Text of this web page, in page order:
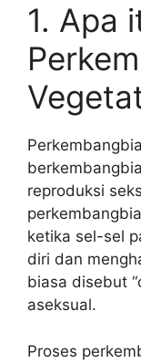
1. Apa
reproduksi
ketika sel-sel
diri dan
biasa disebut
aseksual.
Proses